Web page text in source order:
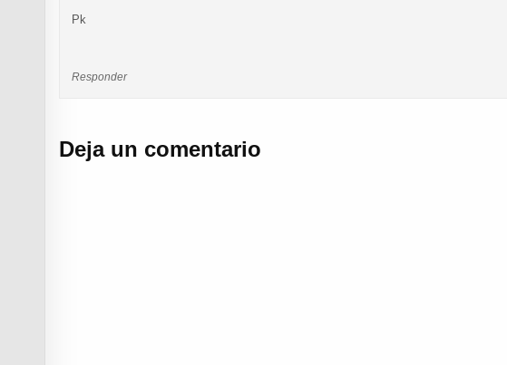
Pk
Responder
Deja un comentario